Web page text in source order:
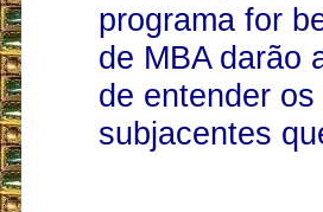
programa for
de MBA darão
de entender
subjacentes